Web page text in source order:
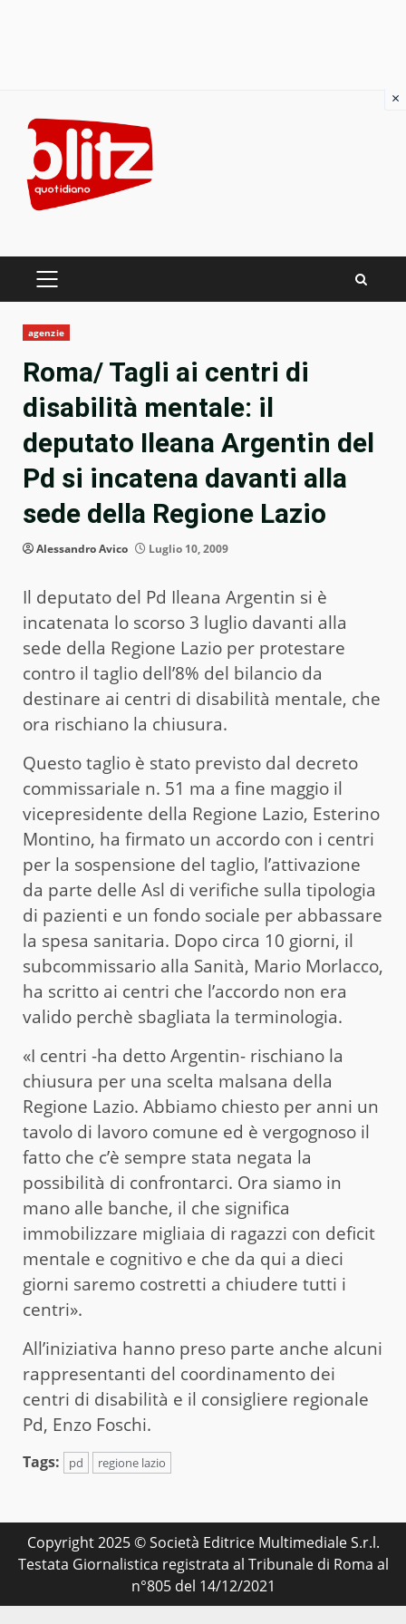
content
PRIMARY
agenzie
Roma/ Tagli ai centri di
disabilità mentale: il
deputato Ileana Argentin del
Pd si incatena davanti alla
sede della Regione Lazio
Alessandro Avico Luglio 10, 2009
Il deputato del Pd Ileana Argentin si è
incatenata lo scorso 3 luglio davanti alla
sede della Regione Lazio per protestare
contro il taglio dell’8% del bilancio da
destinare ai centri di disabilità mentale, che
ora rischiano la chiusura.
Questo taglio è stato previsto dal decreto
commissariale n. 51 ma a fine maggio il
vicepresidente della Regione Lazio, Esterino
Montino, ha firmato un accordo con i centri
per la sospensione del taglio, l’attivazione
da parte delle Asl di verifiche sulla tipologia
di pazienti e un fondo sociale per abbassare
la spesa sanitaria. Dopo circa 10 giorni, il
subcommissario alla Sanità, Mario Morlacco,
ha scritto ai centri che l’accordo non era
valido perchè sbagliata la terminologia.
«I centri -ha detto Argentin- rischiano la
chiusura per una scelta malsana della
Regione Lazio. Abbiamo chiesto per anni un
tavolo di lavoro comune ed è vergognoso il
fatto che c’è sempre stata negata la
possibilità di confrontarci. Ora siamo in
mano alle banche, il che significa
immobilizzare migliaia di ragazzi con deficit
mentale e cognitivo e che da qui a dieci
giorni saremo costretti a chiudere tutti i
centri».
All’iniziativa hanno preso parte anche alcuni
rappresentanti del coordinamento dei
centri di disabilità e il consigliere regionale
Pd, Enzo Foschi.
Tags: pd regione lazio
Copyright 2025 © Società Editrice Multimediale S.r.l.
Testata Giornalistica registrata al Tribunale di Roma al
n°805 del 14/12/2021
×